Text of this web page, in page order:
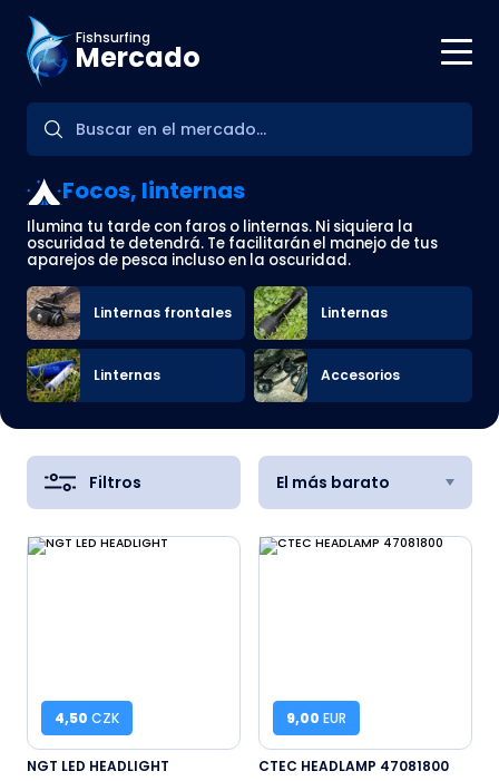
Fishsurfing
Mercado
Focos, linternas
Ilumina tu tarde con faros o linternas. Ni siquiera la
oscuridad te detendrá. Te facilitarán el manejo de tus
aparejos de pesca incluso en la oscuridad.
Linternas frontales Linternas
Linternas Accesorios
Filtros El más barato
4,50 CZK
NGT LED HEADLIGHT
9,00 EUR
CTEC HEADLAMP 47081800